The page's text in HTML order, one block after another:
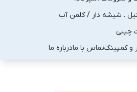
. شیشه دار / کلمن آب
چینی
و کمپینگتماس با مادرباره ما